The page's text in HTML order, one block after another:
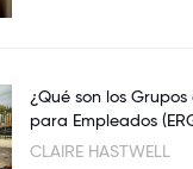
¿Qué son los
para Empleados
CLAIRE HASTWELL